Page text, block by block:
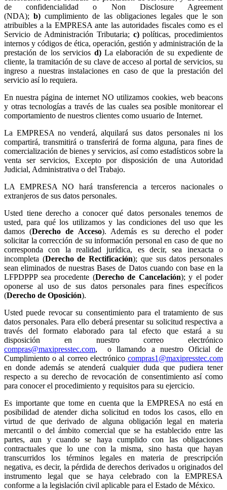
de confidencialidad o Non Disclosure Agreement
(NDA); b) cumplimiento de las obligaciones legales que le son
atribuibles a la EMPRESA ante las autoridades fiscales como es el
Servicio de Administración Tributaria; c)políticas, procedimientos
internos y códigos de ética, operación, gestión y administración de la
prestación de los servicios d)La elaboración de su expediente de
cliente, la tramitación de su clave de acceso al portal de servicios, su
ingreso a nuestras instalaciones en caso de que la prestación del
servicio así lo requiera.
En nuestra página de internet NO utilizamos cookies, web beacons
y otras tecnologías a través de las cuales sea posible monitorear el
comportamiento de nuestros clientes como usuario de Internet.
La EMPRESA no venderá, alquilará sus datos personales ni los
compartirá, transmitirá o transferirá de forma alguna, para fines de
comercialización de bienes y servicios, así como estadísticos sobre la
venta ser servicios, Excepto por disposición de una Autoridad
Judicial, Administrativa o del Trabajo.
LA EMPRESA NO hará transferencia a terceros nacionales o
extranjeros de sus datos personales.
Usted tiene derecho a conocer qué datos personales tenemos de
usted, para qué los utilizamos y las condiciones del uso que les
damos (Derecho de Acceso). Además es su derecho el poder
solicitar la corrección de su información personal en caso de que no
corresponda con la realidad jurídica, es decir, sea inexacta o
incompleta (Derecho de Rectificación); que sus datos personales
sean eliminados de nuestras Bases de Datos cuando con base en la
LFPDPPP sea procedente (Derecho de Cancelación); y el poder
oponerse al uso de sus datos personales para fines específicos
(Derecho de Oposición).
Usted puede revocar su consentimiento para el tratamiento de sus
datos personales. Para ello deberá presentar su solicitud respectiva a
través del formato elaborado para tal efecto que estará a su
disposición en nuestro correo electrónico
compras@maxipresstec.com, o llamando a nuestro Oficial de
Cumplimiento o al correo electrónico compras1@maxipresstec.com
en donde además se atenderá cualquier duda que pudiera tener
respecto a su derecho de revocación de consentimiento así como
para conocer el procedimiento y requisitos para su ejercicio.
Es importante que tome en cuenta que la EMPRESA no está en
posibilidad de atender dicha solicitud en todos los casos, ello en
virtud de que derivado de alguna obligación legal en materia
mercantil o del ámbito comercial que se ha establecido entre las
partes, aun y cuando se haya cumplido con las obligaciones
contractuales que lo une con la misma, sino hasta que hayan
transcurridos los términos legales en materia de prescripción
negativa, es decir, la pérdida de derechos derivados u originados del
instrumento legal que se haya celebrado con la EMPRESA
conforme a la legislación civil aplicable para el Estado de México.